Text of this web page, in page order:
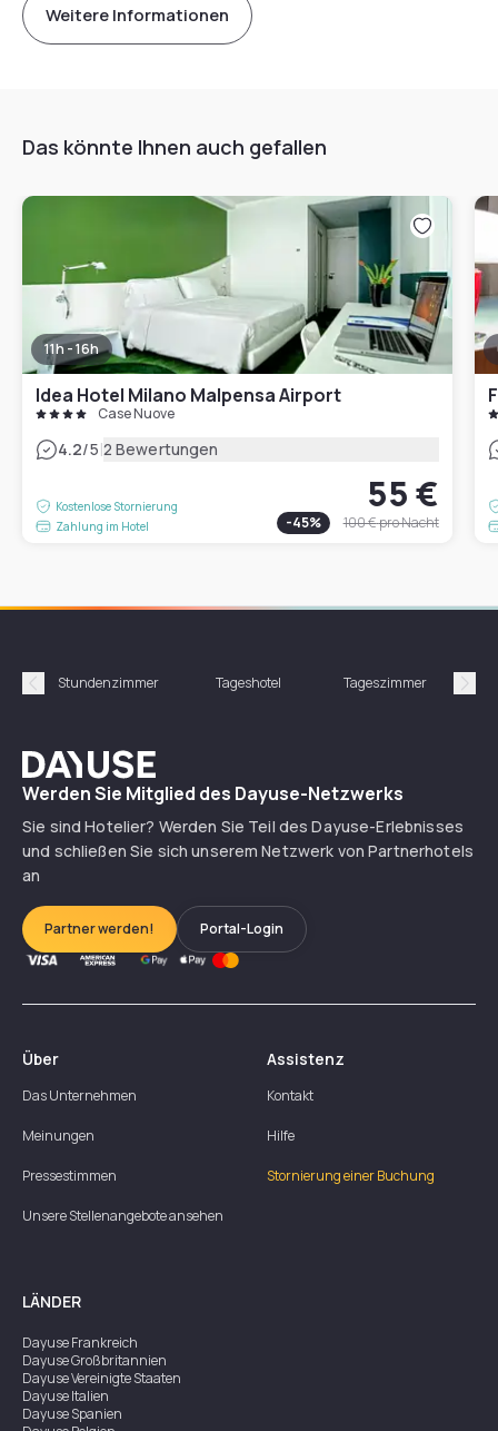
Weitere Informationen
Das könnte Ihnen auch gefallen
11h - 16h
Idea Hotel Milano Malpensa Airport
Case Nuove
4.2/5|2 Bewertungen
Kostenlose Stornierung
Zahlung im Hotel
55 €
-45% 100 €pro Nacht
Précédent
Stundenzimmer Tageshotel Tageszimmer
Dayuse
Werden Sie Mitglied des Dayuse-Netzwerks
Sie sind Hotelier? Werden Sie Teil des Dayuse-Erlebnisses
und schließen Sie sich unserem Netzwerk von Partnerhotels
an
Partner werden! Portal-Login
Über
Das Unternehmen
Meinungen
Pressestimmen
Unsere Stellenangebote ansehen
Assistenz
Kontakt
Hilfe
Stornierung einer Buchung
LÄNDER
DayuseFrankreich
DayuseGroßbritannien
DayuseVereinigte Staaten
DayuseItalien
DayuseSpanien